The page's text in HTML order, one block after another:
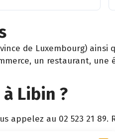
de Luxembourg) ainsi
un restaurant, une
Libin ?
appelez au 02 523 21 89.